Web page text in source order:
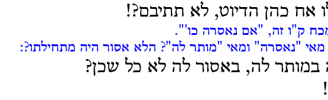
אח כהן הדיוט, לא תתיבם?!
ק"ו זה, "אם נאסרה כו'".
"נאסרה" ומאי "מותר לה"? הלא אסור היה מתחילתו?:
לה, באסור לה לא כל שכן?